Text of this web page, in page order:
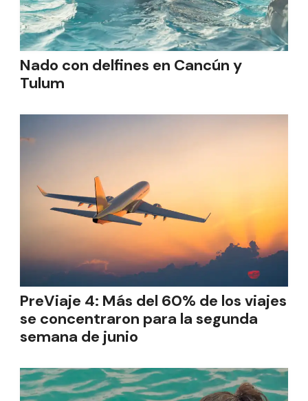
Nado con delfines en Cancún y
Tulum
PreViaje 4: Más del 60% de los viajes
se concentraron para la segunda
semana de junio